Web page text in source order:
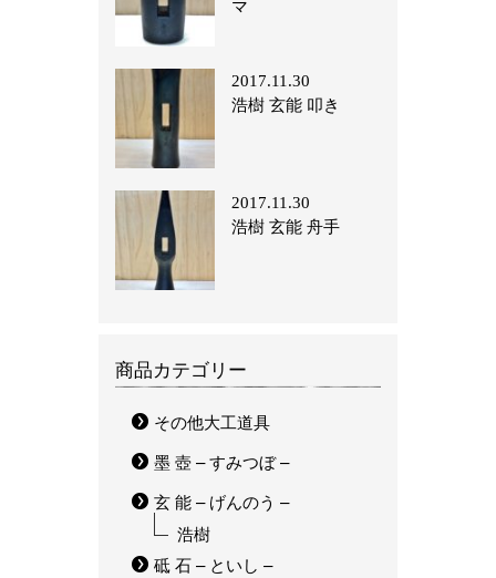
マ
2017.11.30
浩樹 玄能 叩き
2017.11.30
浩樹 玄能 舟手
商品カテゴリー
その他大工道具
墨 壺 – すみつぼ –
玄 能 – げんのう –
浩樹
砥 石 – といし –